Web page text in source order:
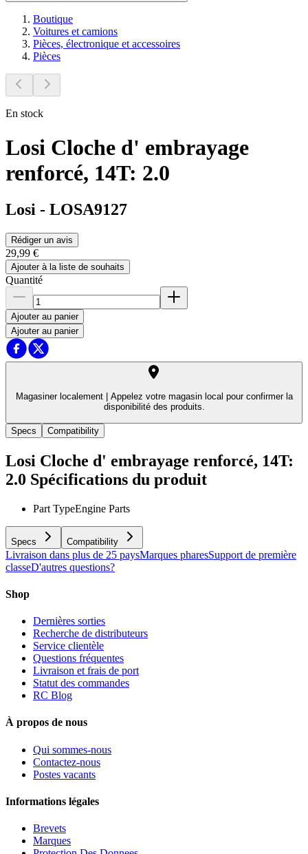
Boutique
Voitures et camions
Pièces, électronique et accessoires
Pièces
En stock
Losi Cloche d' embrayage
renforcé, 14T: 2.0
Losi - LOSA9127
Rédiger un avis
29,99 €
Ajouter à la liste de souhaits
Quantité
Ajouter au panier
Ajouter au panier
Magasiner localement |
Appelez votre magasin local pour confirmer la
disponibilité des produits.
Specs Compatibility
Losi Cloche d' embrayage renforcé, 14T:
2.0 Spécifications du produit
Part TypeEngine Parts
Specs Compatibility
Livraison dans plus de 25 paysMarques pharesSupport de première
classeD'autres questions?
Shop
Dernières sorties
Recherche de distributeurs
Service clientèle
Questions fréquentes
Livraison et frais de port
Statut des commandes
RC Blog
À propos de nous
Qui sommes-nous
Contactez-nous
Postes vacants
Informations légales
Brevets
Marques